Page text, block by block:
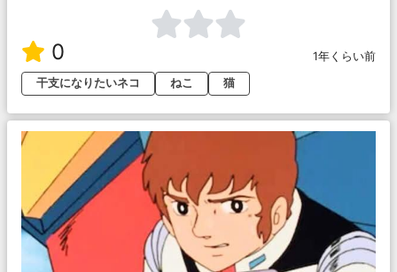
0
1年くらい前
干支になりたいネコ
ねこ 猫